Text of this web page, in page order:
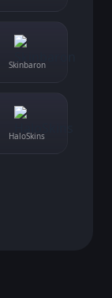
Skinbaron
HaloSkins